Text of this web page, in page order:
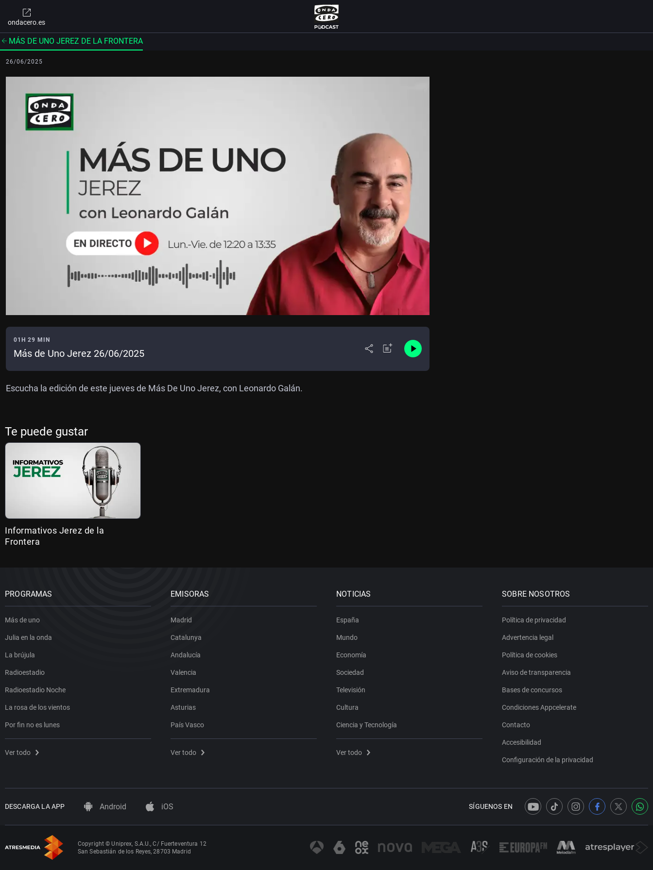
ondacero.es
MÁS DE UNO JEREZ DE LA FRONTERA
26/06/2025
01H 29 MIN
Más de Uno Jerez 26/06/2025
Escucha la edición de este jueves de Más De Uno Jerez, con Leonardo Galán.
Te puede gustar
Informativos Jerez de la
Frontera
PROGRAMAS
Más de uno
Julia en la onda
La brújula
Radioestadio
Radioestadio Noche
La rosa de los vientos
Por fin no es lunes
Ver todo
EMISORAS
Madrid
Catalunya
Andalucía
Valencia
Extremadura
Asturias
País Vasco
Ver todo
NOTICIAS
España
Mundo
Economía
Sociedad
Televisión
Cultura
Ciencia y Tecnología
Ver todo
SOBRE NOSOTROS
Política de privacidad
Advertencia legal
Política de cookies
Aviso de transparencia
Bases de concursos
Condiciones Appcelerate
Contacto
Accesibilidad
Configuración de la privacidad
DESCARGA LA APP Android iOS SÍGUENOS EN
Copyright © Uniprex, S.A.U., C/ Fuerteventura 12
San Sebastián de los Reyes, 28703 Madrid